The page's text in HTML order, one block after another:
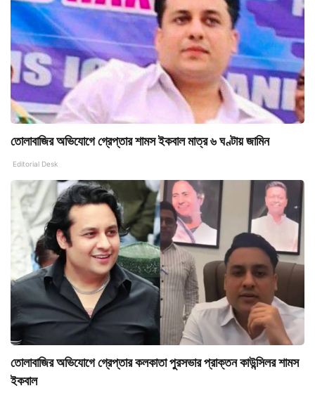
তোলাবাজির অভিযোগে গ্রেপ্তার শামস ইকবাল মাত্র ৬ ঘণ্টায় জামিন
Editorial Desk
তোলাবাজির অভিযোগে গ্রেপ্তার কলকাতা পুরসভার প্রাক্তন কাউন্সিলর শামস
ইকবাল